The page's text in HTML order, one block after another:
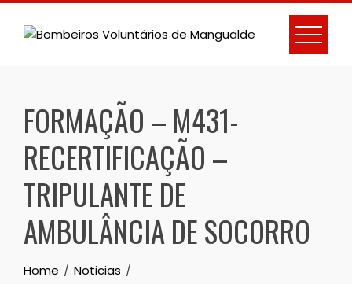
Skip
FORMAÇÃO – M431-
RECERTIFICAÇÃO –
TRIPULANTE DE
AMBULÂNCIA DE SOCORRO
Home
Noticias